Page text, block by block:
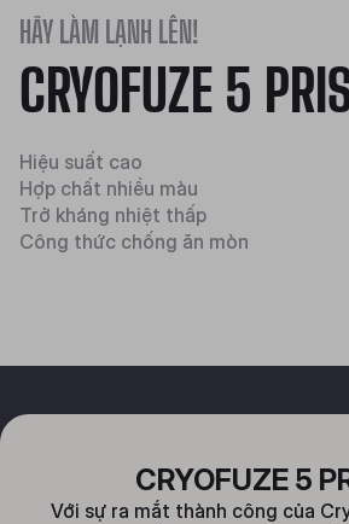
HÃY LÀM LẠNH LÊN!
CRYOFUZE 5
Hiệu suất cao
Hợp chất nhiều màu
Trở kháng nhiệt thấp
Công thức chống ăn mòn
CRYOFUZE 5
Với sự ra mắt thành công của